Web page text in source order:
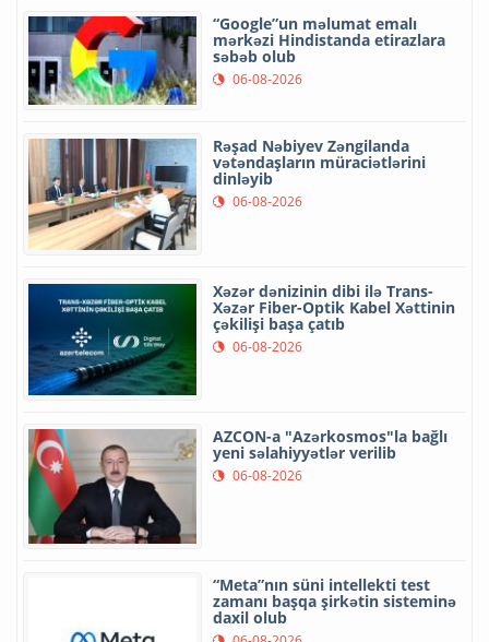
“Google”un məlumat emalı
mərkəzi Hindistanda etirazlara
səbəb olub
06-08-2026
Rəşad Nəbiyev Zəngilanda
vətəndaşların müraciətlərini
dinləyib
06-08-2026
Xəzər dənizinin dibi ilə Trans-
Xəzər Fiber-Optik Kabel Xəttinin
çəkilişi başa çatıb
06-08-2026
AZCON-a "Azərkosmos"la bağlı
yeni səlahiyyətlər verilib
06-08-2026
“Meta”nın süni intellekti test
zamanı başqa şirkətin sisteminə
daxil olub